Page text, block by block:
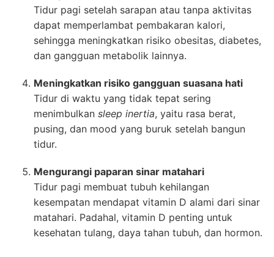
Tidur pagi setelah sarapan atau tanpa aktivitas
dapat memperlambat pembakaran kalori,
sehingga meningkatkan risiko obesitas, diabetes,
dan gangguan metabolik lainnya.
Meningkatkan risiko gangguan suasana hati
Tidur di waktu yang tidak tepat sering
menimbulkan sleep inertia, yaitu rasa berat,
pusing, dan mood yang buruk setelah bangun
tidur.
Mengurangi paparan sinar matahari
Tidur pagi membuat tubuh kehilangan
kesempatan mendapat vitamin D alami dari sinar
matahari. Padahal, vitamin D penting untuk
kesehatan tulang, daya tahan tubuh, dan hormon.